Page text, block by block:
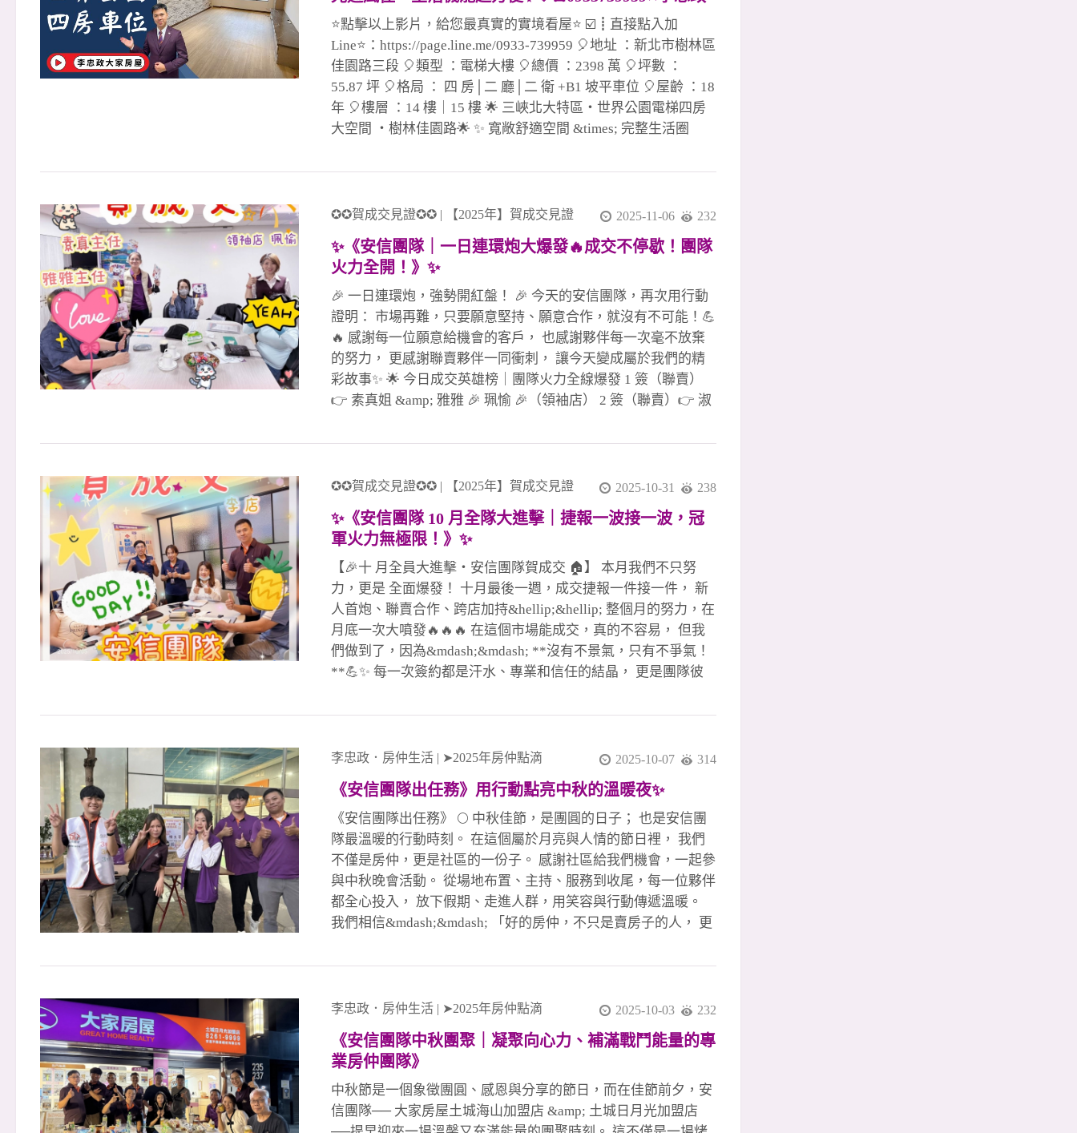
松的戰友。 ✅ 有人協助、不孤軍作戰 ✅ 有資源共享、不各自為
政 ✅ 有榮耀一起扛、有責任一起扛 這，就是冠軍團隊真正的底
氣。 📣
大家房屋⭐#房地產#買房#土城金城武#房仲
⭐點擊以上影片，給您最真實的實境看屋⭐ ☑️┋直接點入加
Line⭐：https://page.line.me/0933-739959 🎈地址 ：新北市樹林區
佳園路三段 🎈類型 ：電梯大樓 🎈總價 ：2398 萬 🎈坪數 ：
55.87 坪 🎈格局 ： 四 房│二 廳│二 衛 +B1 坡平車位 🎈屋齡 ：18
年 🎈樓層 ：14 樓｜15 樓 🌟 三峽北大特區・世界公園電梯四房
大空間 ・樹林佳園路🌟 ✨ 寬敞舒適空間 &times; 完整生活圈
子腳路，環境清幽，綠意盎然 🌿 過馬路就是【萬坪公園】，散
生活機能一應俱全！ 🏠 空間亮點 ✅ 格局方正、空間實用，大四
暖 ☀️ ✅ 寬敞客廳與獨立廚房設計，動靜分區、生活更自在 ✅ 獨
立陽台好使用，洗曬動線輕鬆不擁擠 🚗 交通便利 近北二高與捷
運三鶯線站， 開車、通勤往返雙北皆方便
✪✪賀成交見證✪✪ | 【2025年】賀成交見證 2025-11-06 232
✨《安信團隊｜一日連環炮大爆發🔥成交不停歇！團隊
火力全開！》✨
🎉 一日連環炮，強勢開紅盤！ 🎉 今天的安信團隊，再次用行動
證明： 市場再難，只要願意堅持、願意合作，就沒有不可能！💪
🔥 感謝每一位願意給機會的客戶， 也感謝夥伴每一次毫不放棄
的努力， 更感謝聯賣夥伴一同衝刺， 讓今天變成屬於我們的精
彩故事✨ 🌟 今日成交英雄榜｜團隊火力全線爆發 1 簽（聯賣）
👉 素真姐 &amp; 雅雅 🎉 珮愉 🎉（領袖店） 2 簽（聯賣）👉 淑
一場真正的團隊戰， 彼此補位、彼此成就、彼此相挺， 才能創
聯賣領袖店劉店 &amp; 彥誼副理共創佳績 #112年勇奪大家房屋
經理協助 #感謝迦南許代書協辦 #感謝最強安信團隊夥伴互助合
作 #土城最強住商大家八店百多人聯賣團隊 這不是個人戰，這是
屬於「我們」的火力！ 真正的冠軍團隊，就是這樣一路拚、一同
贏！🔥🏆
✪✪賀成交見證✪✪ | 【2025年】賀成交見證 2025-10-31 238
✨《安信團隊 10 月全隊大進擊｜捷報一波接一波，冠
軍火力無極限！》✨
【🎉十 月全員大進擊・安信團隊賀成交 🏠】 本月我們不只努
力，更是 全面爆發！ 十月最後一週，成交捷報一件接一件， 新
人首炮、聯賣合作、跨店加持&hellip;&hellip; 整個月的努力，在
月底一次大噴發🔥🔥🔥 在這個市場能成交，真的不容易， 但我
們做到了，因為&mdash;&mdash; **沒有不景氣，只有不爭氣！
**💪✨ 每一次簽約都是汗水、專業和信任的結晶， 更是團隊彼
強戰力亮相！ 1 簽 👉 李店🎉、友店🎉 2 簽 👉 淑惠🎉、晶伊
運紅🎉 5 簽 👉 采蓁經理🎉、采臣經理🎉 6 簽（聯賣）👉 小偉🎉
每位努力拚搏的夥伴致上最高敬意！ 你們是安信團隊的光，也是
所有成交背後真正的力量！ 🚀 安信團隊・冠軍火力持續延燒 我
們深信： 團隊合作，就能創造奇蹟✨ 每一次成交
李忠政．房仲生活 | ➤2025年房仲點滴 2025-10-07 314
《安信團隊出任務》用行動點亮中秋的溫暖夜✨
《安信團隊出任務》 🌕 中秋佳節，是團圓的日子； 也是安信團
隊最溫暖的行動時刻。 在這個屬於月亮與人情的節日裡， 我們
不僅是房仲，更是社區的一份子。 感謝社區給我們機會，一起參
與中秋晚會活動。 從場地布置、主持、服務到收尾，每一位夥伴
都全心投入， 放下假期、走進人群，用笑容與行動傳遞溫暖。
我們相信&mdash;&mdash; 「好的房仲，不只是賣房子的人， 更
不談業績， 只談「陪伴」與「真心」。 看到孩子的笑容、長輩
謝玉華的熱情主持， 感謝每一位夥伴的默默付出。 你們讓「安
持我們的朋友們： 中秋節快樂，幸福圓滿， 讓我們在未來的每
個日子裡，繼續一起照亮社區、服務人群。 #辛苦玉華主持晚會
#感恩夥伴有妳你真好 #團隊夥伴互助合作 #大家房屋土城海山店
#大家房屋土城日月光店 #五泰社宅代租代管 #安信團隊 #李忠政
李忠政．房仲生活 | ➤2025年房仲點滴 2025-10-03 232
《安信團隊中秋團聚｜凝聚向心力、補滿戰鬥能量的專
業房仲團隊》
中秋節是一個象徵團圓、感恩與分享的節日，而在佳節前夕，安
信團隊── 大家房屋土城海山加盟店 &amp; 土城日月光加盟店